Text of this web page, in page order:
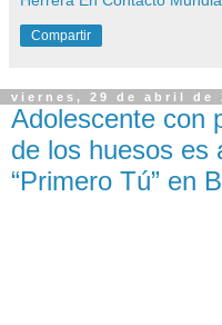
Compartir
viernes, 29 de abril de
Adolescente con
de los huesos es
“Primero Tú” en